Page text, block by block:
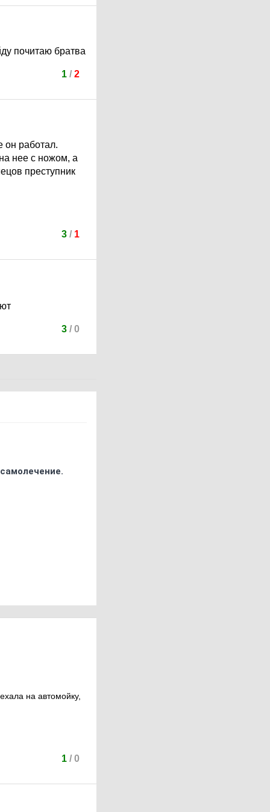
почитаю братва
1/ 2
он работал.
нее с ножом, а
преступник
3/ 1
3/ 0
на автомойку,
1/ 0